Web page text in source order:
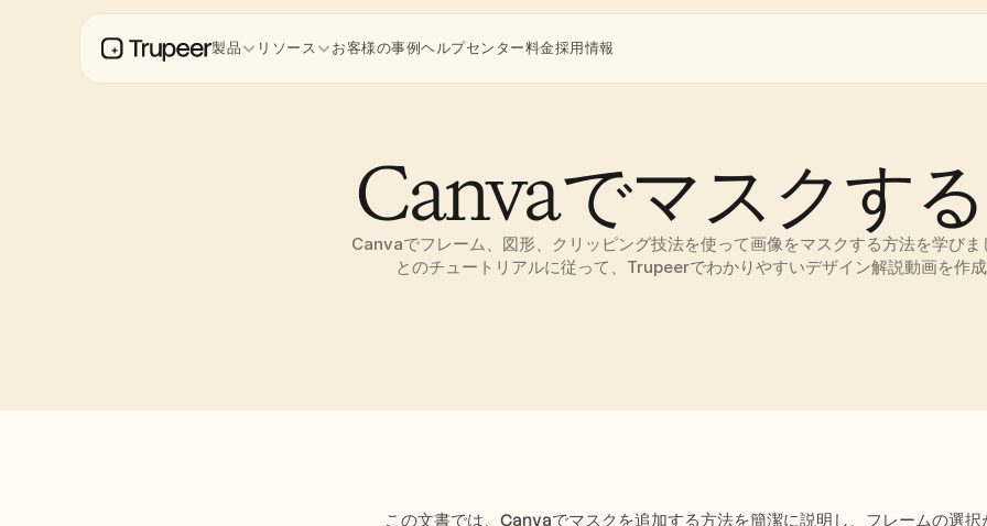
Canvaでマスクす
Canvaでフレーム、図形、クリッピング技法を使って画像をマスクする方法を学び
とのチュートリアルに従って、Trupeerでわかりやすいデザイン解説動画を作成
この文書では、Canvaでマスクを追加する方法を簡潔に説明し、フレームの選
製品 リソース お客様の事例ヘルプセンター料金採用情報